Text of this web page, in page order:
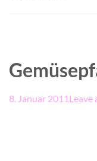
8. Januar 2011 Leave